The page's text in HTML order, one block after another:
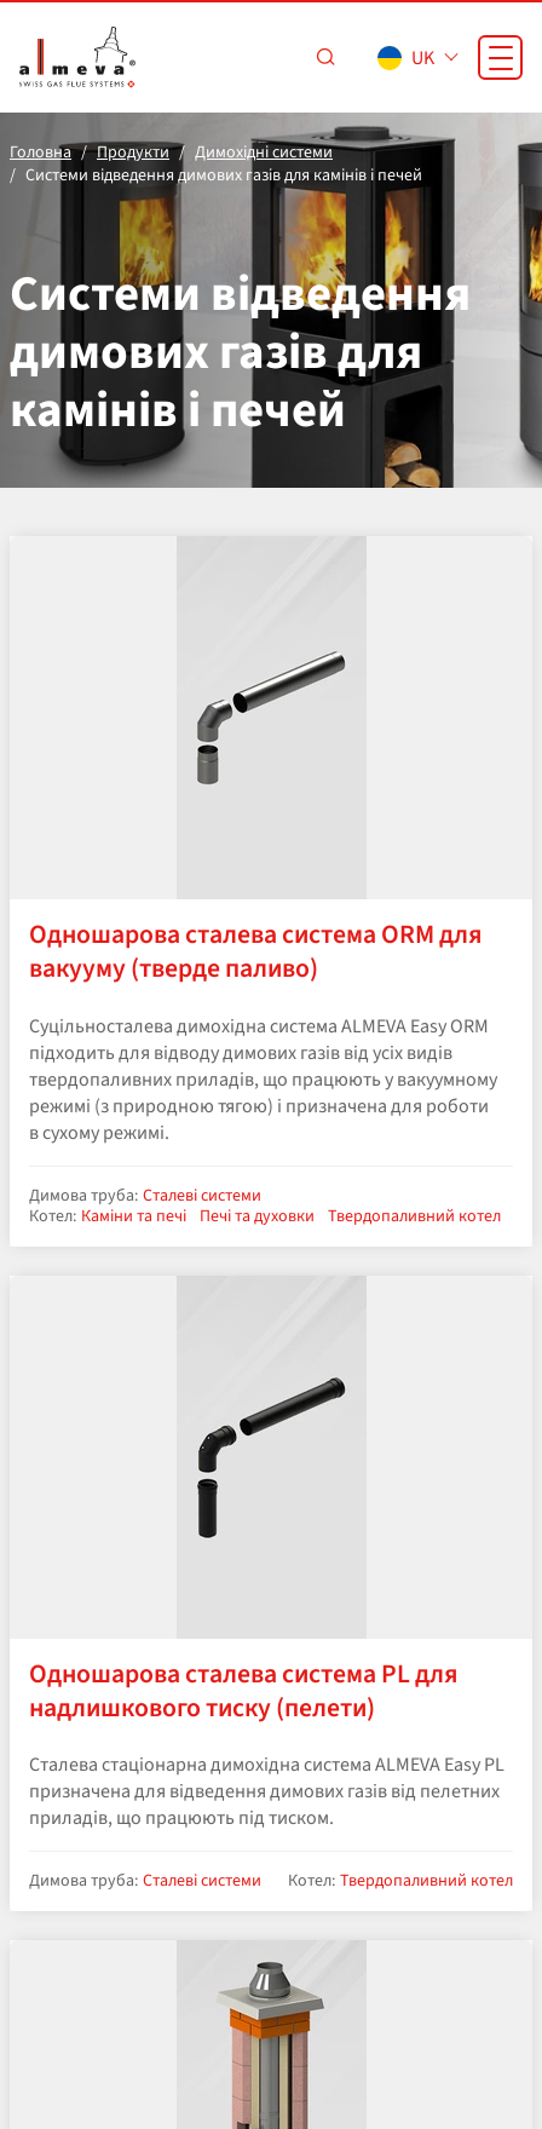
UK
Головна Продукти
Димохідні системи
Системи відведення димових газів для камінів і печей
Системи відведення
димових газів для
камінів і печей
Одношарова сталева система ORM для
вакууму (тверде паливо)
Суцільносталева димохідна система ALMEVA Easy ORM
підходить для відводу димових газів від усіх видів
твердопаливних приладів, що працюють у вакуумному
режимі (з природною тягою) і призначена для роботи
в сухому режимі.
Димова труба: Сталеві системи
Котел: Каміни та печі Печі та духовки Твердопаливний котел
Одношарова сталева система PL для
надлишкового тиску (пелети)
Сталева стаціонарна димохідна система ALMEVA Easy PL
призначена для відведення димових газів від пелетних
приладів, що працюють під тиском.
Димова труба: Сталеві системи Котел: Твердопаливний котел